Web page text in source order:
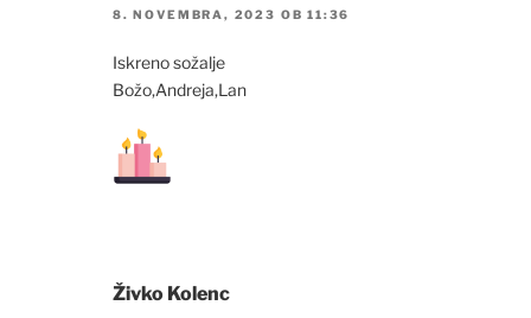
8. NOVEMBRA, 2023 OB 11:36
Iskreno sožalje
Božo,Andreja,Lan
Živko Kolenc